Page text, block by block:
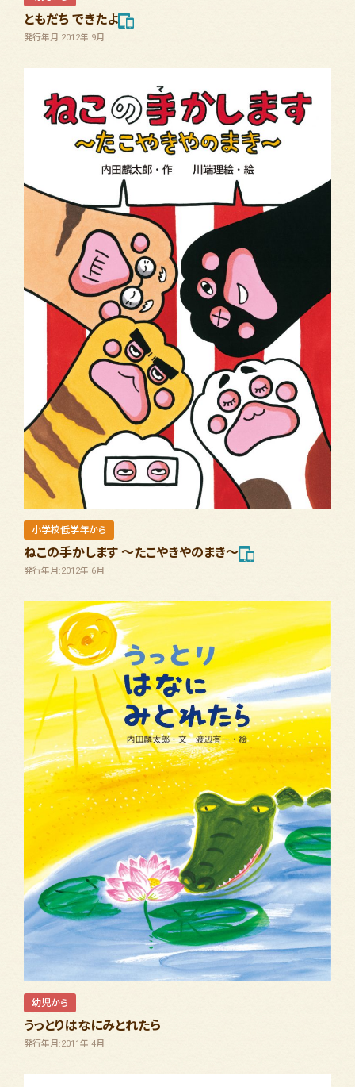
ともだち できたよ
発行年月:2012年 9月
小学校低学年から
ねこの手かします ～たこやきやのまき～
発行年月:2012年 6月
幼児から
うっとりはなにみとれたら
発行年月:2011年 4月